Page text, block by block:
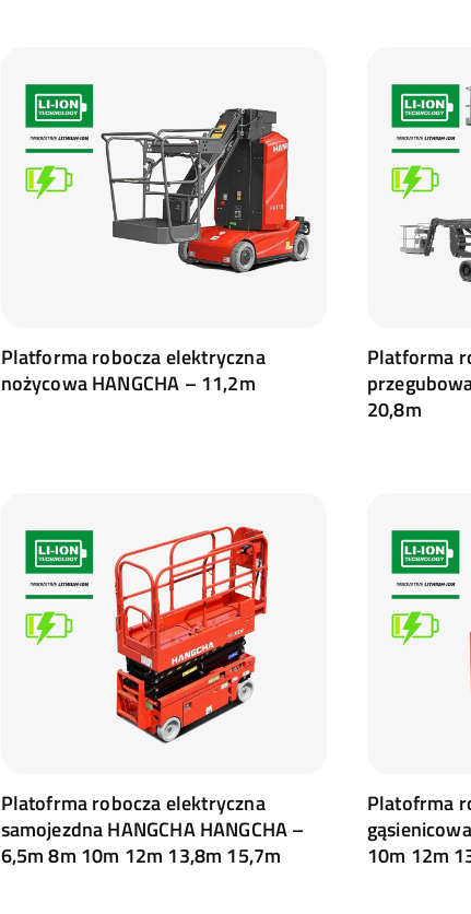
Platforma robocza elektryczna
nożycowa HANGCHA – 11,2m
Platforma
20,8m
Platofrma robocza elektryczna
samojezdna HANGCHA HANGCHA –
6,5m 8m 10m 12m 13,8m 15,7m
Platofrma
10m 12m